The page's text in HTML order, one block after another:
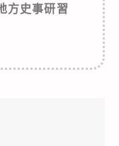
方史事研習